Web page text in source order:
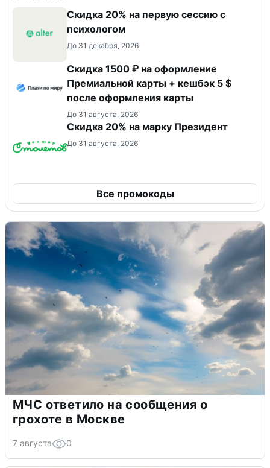
Скидка 20% на первую сессию с
психологом
До 31 декабря, 2026
Скидка 1500 ₽ на оформление
Премиальной карты + кешбэк 5 $
после оформления карты
До 31 августа, 2026
Скидка 20% на марку Президент
До 31 августа, 2026
Все промокоды
МЧС ответило на сообщения о
грохоте в Москве
7 августа 0